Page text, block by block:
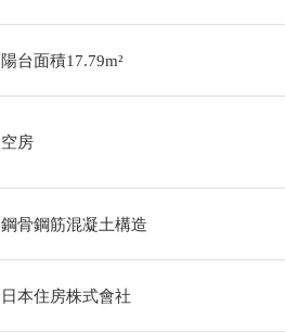
陽台面積17.79m²
空房
鋼骨鋼筋混凝土構造
日本住房株式會社